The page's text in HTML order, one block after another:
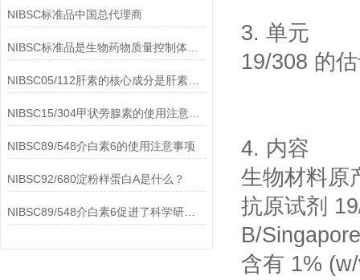
NIBSC标准品中国总代理商
NIBSC标准品是生物药物质量控制体系中的基础工具
NIBSC05/112肝素的核心成分是肝素钠(Heparin Sodium)
NIBSC15/304甲状旁腺素的使用注意事项
NIBSC89/548介白素6的使用注意事项
NIBSC92/680淀粉样蛋白A是什么？
NIBSC89/548介白素6促进了科学研究的进步
3. 单元
19/308 的
4. 内容
生物材料原
抗原试剂
B/
含有 1%